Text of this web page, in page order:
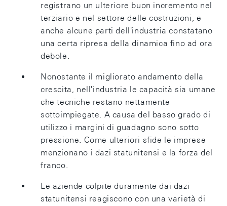
registrano un ulteriore buon incremento nel
terziario e nel settore delle costruzioni, e
anche alcune parti dell'industria constatano
una certa ripresa della dinamica fino ad ora
debole.
Nonostante il migliorato andamento della
crescita, nell'industria le capacità sia umane
che tecniche restano nettamente
sottoimpiegate. A causa del basso grado di
utilizzo i margini di guadagno sono sotto
pressione. Come ulteriori sfide le imprese
menzionano i dazi statunitensi e la forza del
franco.
Le aziende colpite duramente dai dazi
statunitensi reagiscono con una varietà di